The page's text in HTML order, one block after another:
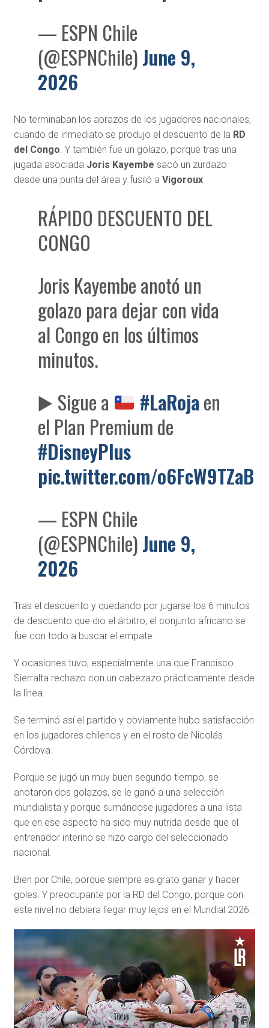
— ESPN Chile
(@ESPNChile)June 9,
2026
No terminaban los abrazos de los jugadores nacionales,
cuando de inmediato se produjo el descuento de la RD
del Congo . Y también fue un golazo, porque tras una
jugada asociada Joris Kayembe sacó un zurdazo
desde una punta del área y fusiló a Vigoroux
RÁPIDO DESCUENTO DEL
CONGO
Joris Kayembe anotó un
golazo para dejar con vida
al Congo en los últimos
minutos.
▶️ Sigue a #LaRojaen
el Plan Premium de
#DisneyPlus
pic.twitter.com/o6FcW9TZaB
— ESPN Chile
(@ESPNChile)June 9,
2026
Tras el descuento y quedando por jugarse los 6 minutos
de descuento que dio el árbitro, el conjunto africano se
fue con todo a buscar el empate.
Y ocasiones tuvo, especialmente una que Francisco
Sierralta rechazo con un cabezazo prácticamente desde
la línea.
Se terminó así el partido y obviamente hubo satisfacción
en los jugadores chilenos y en el rosto de Nicolás
Córdova.
Porque se jugó un muy buen segundo tiempo, se
anotaron dos golazos, se le ganó a una selección
mundialista y porque sumándose jugadores a una lista
que en ese aspecto ha sido muy nutrida desde que el
entrenador interino se hizo cargo del seleccionado
nacional.
Bien por Chile, porque siempre es grato ganar y hacer
goles. Y preocupante por la RD del Congo, porque con
este nivel no debiera llegar muy lejos en el Mundial 2026.